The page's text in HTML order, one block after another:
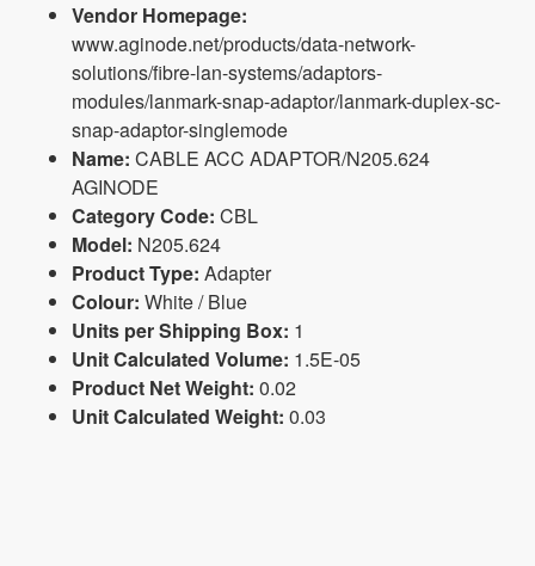
Vendor Homepage:
www.aginode.net/products/data-network-
solutions/fibre-lan-systems/adaptors-
modules/lanmark-snap-adaptor/lanmark-duplex-sc-
snap-adaptor-singlemode
Name: CABLE ACC ADAPTOR/N205.624
AGINODE
Category Code: CBL
Model: N205.624
Product Type: Adapter
Colour: White / Blue
Units per Shipping Box: 1
Unit Calculated Volume: 1.5E-05
Product Net Weight: 0.02
Unit Calculated Weight: 0.03